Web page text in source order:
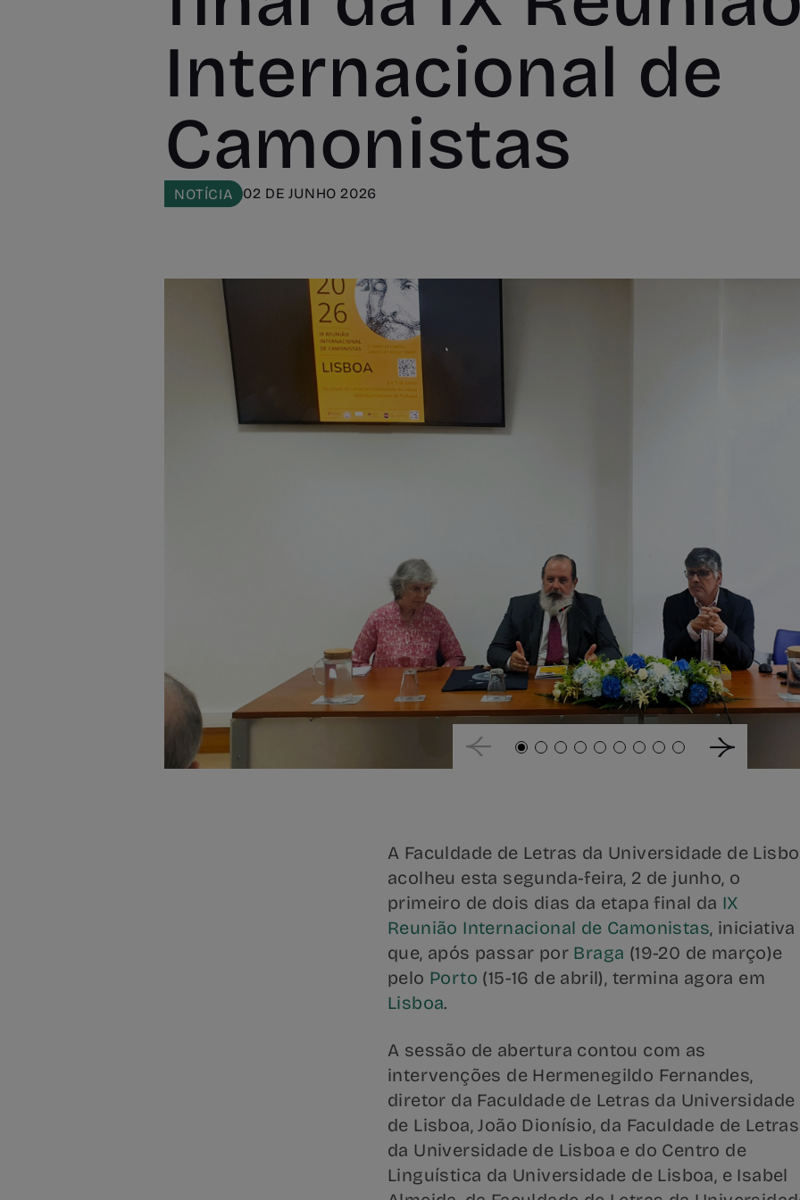
Internacional de
Camonistas
NOTÍCIA 02 DE JUNHO 2026
A Faculdade de Letras da Universidade de
acolheu esta segunda-feira, 2 de junho, o
primeiro de dois dias da etapa final da IX
Reunião Internacional de Camonistas, iniciativa
que, após passar por Braga (19-20 de março)e
pelo Porto (15-16 de abril), termina agora em
Lisboa.
A sessão de abertura contou com as
intervenções de Hermenegildo Fernandes,
diretor da Faculdade de Letras da Universidade
de Lisboa, João Dionísio, da Faculdade de Letras
da Universidade de Lisboa e do Centro de
Linguística da Universidade de Lisboa, e Isabel